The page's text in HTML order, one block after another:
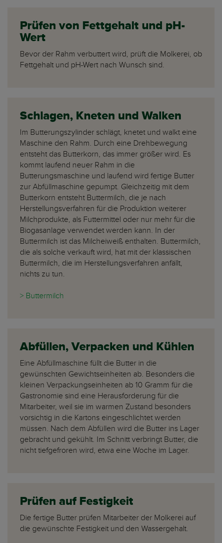
Prüfen von Fettgehalt und pH-
Wert
Bevor der Rahm verbuttert wird, prüft die Molkerei, ob
Fettgehalt und pH-Wert nach Wunsch sind.
Schlagen, Kneten und Walken
Im Butterungszylinder schlägt, knetet und walkt eine
Maschine den Rahm. Durch eine Drehbewegung
entsteht das Butterkorn, das immer größer wird. Es
kommt laufend neuer Rahm in die
Butterungsmaschine und laufend wird fertige Butter
zur Abfüllmaschine gepumpt. Gleichzeitig mit dem
Butterkorn entsteht Buttermilch, die je nach
Herstellungsverfahren für die Produktion weiterer
Milchprodukte, als Futtermittel oder nur mehr für die
Biogasanlage verwendet werden kann. In der
Buttermilch ist das Milcheiweiß enthalten. Buttermilch,
die als solche verkauft wird, hat mit der klassischen
Buttermilch, die im Herstellungsverfahren anfällt,
nichts zu tun.
> Buttermilch
Abfüllen, Verpacken und Kühlen
Eine Abfüllmaschine füllt die Butter in die
gewünschten Gewichtseinheiten ab. Besonders die
kleinen Verpackungseinheiten ab 10 Gramm für die
Gastronomie sind eine Herausforderung für die
Mitarbeiter, weil sie im warmen Zustand besonders
vorsichtig in die Kartons eingeschlichtet werden
müssen. Nach dem Abfüllen wird die Butter ins Lager
gebracht und gekühlt. Im Schnitt verbringt Butter, die
nicht tiefgefroren wird, etwa eine Woche im Lager.
Prüfen auf Festigkeit
Die fertige Butter prüfen Mitarbeiter der Molkerei auf
die gewünschte Festigkeit und den Wassergehalt.